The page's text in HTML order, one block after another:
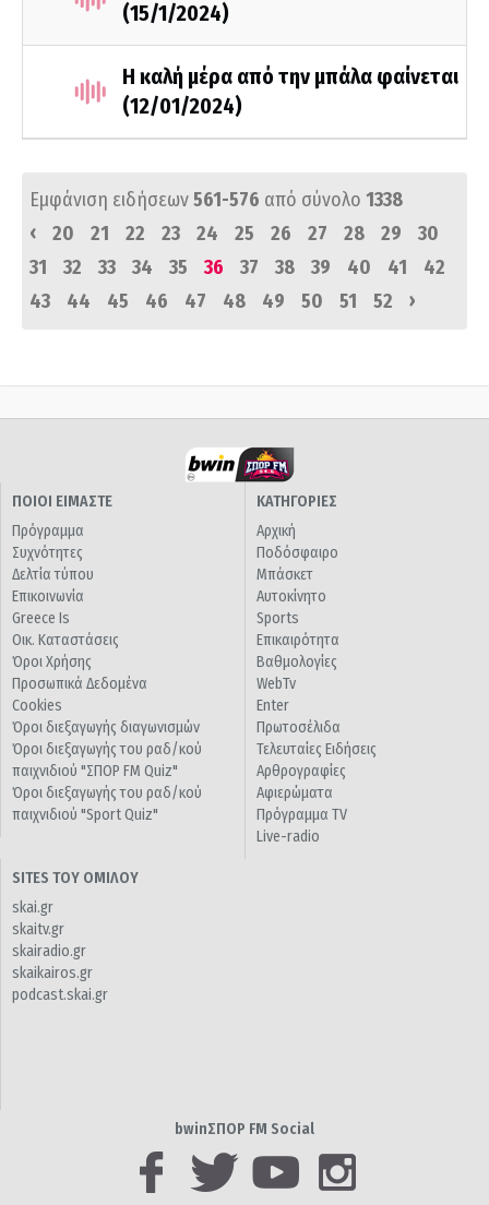
(15/1/2024)
H καλή μέρα από την μπάλα φαίνεται
(12/01/2024)
Εμφάνιση ειδήσεων561-576 από σύνολο 1338
‹
20 21 22 23 24 25 26 27 28 29
30
31
32 33 34 35 36 37 38 39 40 41
42
43
44 45 46 47 48 49 50 51 52 ›
ΠΟΙΟΙ ΕΙΜΑΣΤΕ
Πρόγραμμα
Συχνότητες
Δελτία τύπου
Επικοινωνία
Greece Is
Οικ. Καταστάσεις
Όροι Χρήσης
Προσωπικά Δεδομένα
Cookies
Όροι διεξαγωγής διαγωνισμών
Όροι διεξαγωγής του ραδ/κού
παιχνιδιού "ΣΠΟΡ FM Quiz"
Όροι διεξαγωγής του ραδ/κού
παιχνιδιού "Sport Quiz"
ΚΑΤΗΓΟΡΙΕΣ
Αρχική
Ποδόσφαιρο
Μπάσκετ
Αυτοκίνητο
Sports
Επικαιρότητα
Βαθμολογίες
WebTv
Enter
Πρωτοσέλιδα
Τελευταίες Ειδήσεις
Αρθρογραφίες
Αφιερώματα
Πρόγραμμα TV
Live-radio
SITES ΤΟΥ ΟΜΙΛΟΥ
skai.gr
skaitv.gr
skairadio.gr
skaikairos.gr
podcast.skai.gr
bwinΣΠΟΡ FM Social